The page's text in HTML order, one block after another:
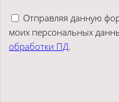
Отправляя данную
моих персональных
обработки ПД.